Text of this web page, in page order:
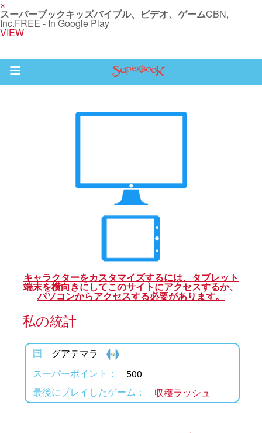
×
スーパーブックキッズバイブル、ビデオ、ゲームCBN,
Inc.FREE - In Google Play
VIEW
Return to Content
ブック聖書アプリ
キャラクターをカスタマイズするには、タブレット
端末を横向きにしてこのサイトにアクセスするか、
パソコンからアクセスする必要があります。
私の統計
国 グアテマラ
スーパーポイント： 500
最後にプレイしたゲーム： 収穫ラッシュ